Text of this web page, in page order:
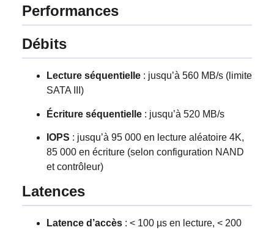
Performances
Débits
Lecture séquentielle : jusqu’à 560 MB/s (limite
SATA III)
Écriture séquentielle : jusqu’à 520 MB/s
IOPS : jusqu’à 95 000 en lecture aléatoire 4K,
85 000 en écriture (selon configuration NAND
et contrôleur)
Latences
Latence d’accès : < 100 µs en lecture, < 200